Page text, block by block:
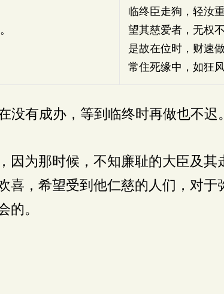
临终臣走狗，轻汝
望其慈爱者，无权不
是故在位时，财速
常住死缘中，如狂风
有成办，等到临终时再做也不迟。
因为那时候，不知廉耻的大臣及其
喜，希望受到他仁慈的人们，对于
的。